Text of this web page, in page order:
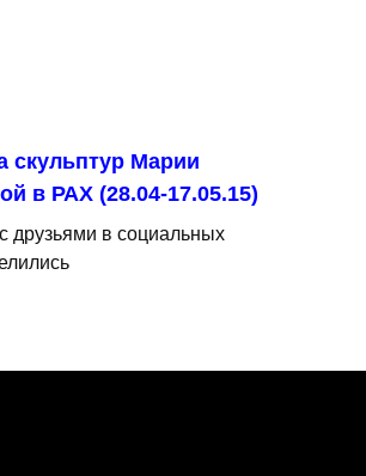
скульптур Марии
в РАХ (28.04-17.05.15)
друзьями в социальных